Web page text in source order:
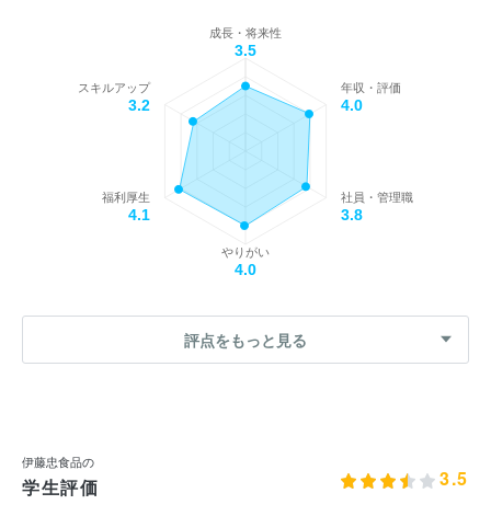
成長・将来性
3.5
年収・評価
4.0
社員・管理職
3.8
やりがい
4.0
福利厚生
4.1
スキルアップ
3.2
評点をもっと見る
伊藤忠食品の
学生評価 3.5